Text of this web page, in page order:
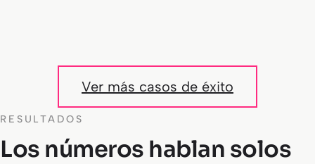
Ver más casos de éxito
RESULTADOS
Los números hablan solos